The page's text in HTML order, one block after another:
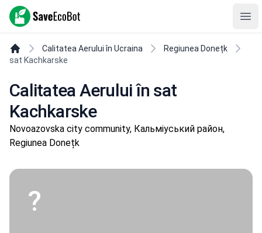
SaveEcoBot
Calitatea Aerului în Ucraina
Regiunea Donețk
sat Kachkarske
Calitatea Aerului în sat
Kachkarske
Novoazovska city community, Кальміуський район,
Regiunea Donețk
?